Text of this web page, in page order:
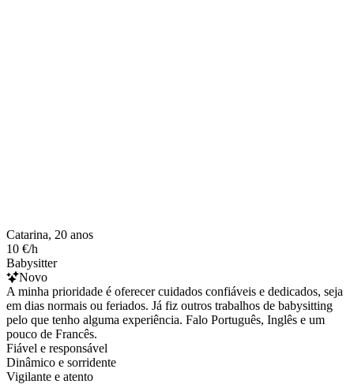
Catarina, 20 anos
10 €/h
Babysitter
Novo
A minha prioridade é oferecer cuidados confiáveis e dedicados, seja
em dias normais ou feriados. Já fiz outros trabalhos de babysitting
pelo que tenho alguma experiência. Falo Português, Inglês e um
pouco de Francês.
Fiável e responsável
Dinâmico e sorridente
Vigilante e atento